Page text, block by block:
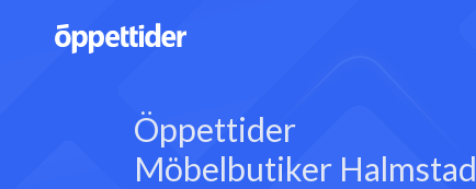
Öppettider
Möbelbutiker Halmstad